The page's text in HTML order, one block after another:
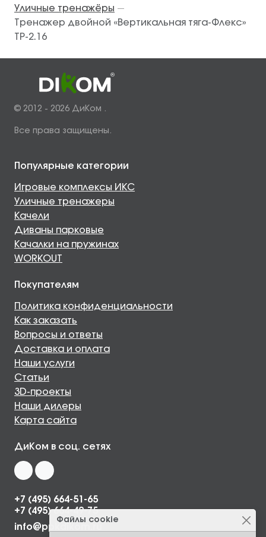
Уличные тренажёры —
Тренажер двойной «Вертикальная тяга-Флекс»
ТР-2.16
© 2012 - 2026 ДиКом .
Все права защищены.
Файлы cookie
Популярные категории
Игровые комплексы ИКС
Уличные тренажеры
Качели
Диваны парковые
Качалки на пружинах
WORKOUT
Покупателям
Политика конфиденциальности
Как заказать
Вопросы и ответы
Доставка и оплата
Наши услуги
Статьи
3D-проекты
Наши дилеры
Карта сайта
ДиКом в соц. сетях
+7 (495) 664-51-65
+7 (495) 664-49-75
info@ppkdikom.ru